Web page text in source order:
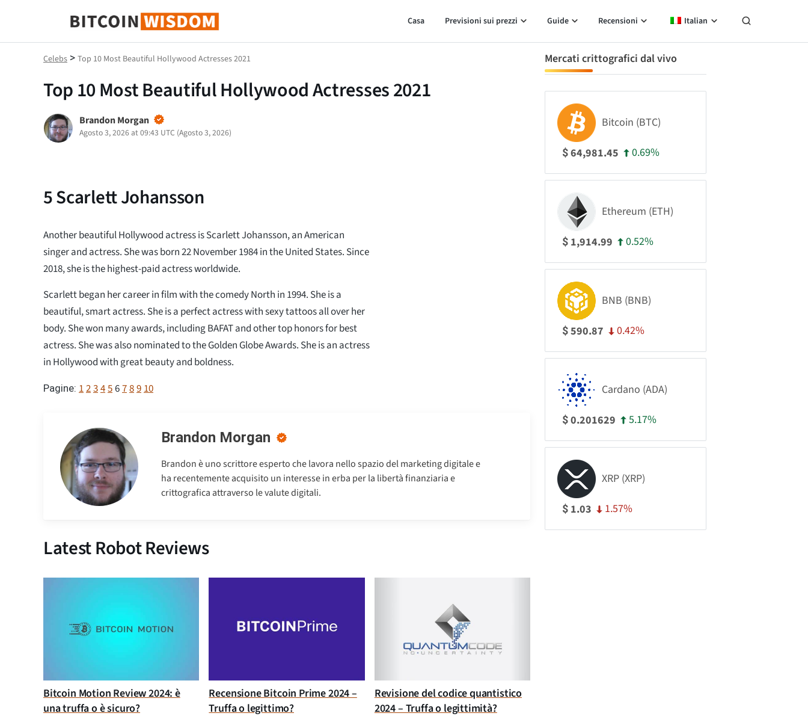
Saggezza Bitcoin
Casa Previsioni sui prezzi Guide Recensioni Italian
Celebs > Top 10 Most Beautiful Hollywood Actresses 2021
Top 10 Most Beautiful Hollywood Actresses 2021
Brandon Morgan
Agosto 3, 2026 at 09:43 UTC (Agosto 3, 2026)
5Scarlett Johansson
Another beautiful Hollywood actress is Scarlett Johansson, an American
singer and actress. She was born 22 November 1984 in the United States. Since
2018, she is the highest-paid actress worldwide.
Scarlett began her career in film with the comedy North in 1994. She is a
beautiful, smart actress. She is a perfect actress with sexy tattoos all over her
body. She won many awards, including BAFAT and other top honors for best
actress. She was also nominated to the Golden Globe Awards. She is an actress
in Hollywood with great beauty and boldness.
Pagine: 12345678910
Brandon Morgan
Brandon è uno scrittore esperto che lavora nello spazio del marketing digitale e
ha recentemente acquisito un interesse in erba per la libertà finanziaria e
crittografica attraverso le valute digitali.
Latest Robot Reviews
Bitcoin Motion Review 2024: è
una truffa o è sicuro?
Recensione Bitcoin Prime 2024 –
Truffa o legittimo?
Revisione del codice quantistico
2024 – Truffa o legittimità?
Mercati crittografici dal vivo
Bitcoin (BTC)
$64,981.45 0.69%
Ethereum (ETH)
$ 1,914.99 0.52%
BNB (BNB)
$590.87 0.42%
Cardano (ADA)
$0.201629 5.17%
XRP (XRP)
$ 1.03 1.57%